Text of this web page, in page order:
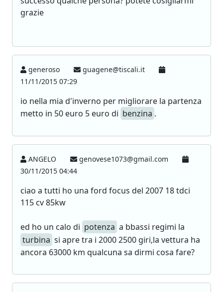
grazie
generoso
guagene@tiscali.it
11/11/2015 07:29
io nella mia d'inverno per migliorare la partenza
metto in 50 euro 5 euro di benzina .
ANGELO
genovese1073@gmail.com
30/11/2015 04:44
ciao a tutti ho una ford focus del 2007 18 tdci
115 cv 85kw
ed ho un calo di potenza a bbassi regimi la
turbina si apre tra i 2000 2500 giri,la vettura ha
ancora 63000 km qualcuna sa dirmi cosa fare?